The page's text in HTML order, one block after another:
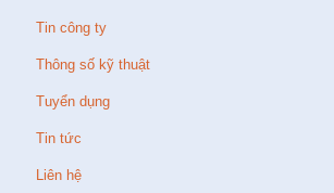
Tin công ty
Thông số kỹ thuật
Tuyển dụng
Tin tức
Liên hệ